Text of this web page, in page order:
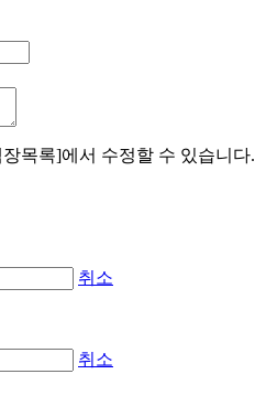
목록]에서 수정할 수 있습니다.
취소
취소